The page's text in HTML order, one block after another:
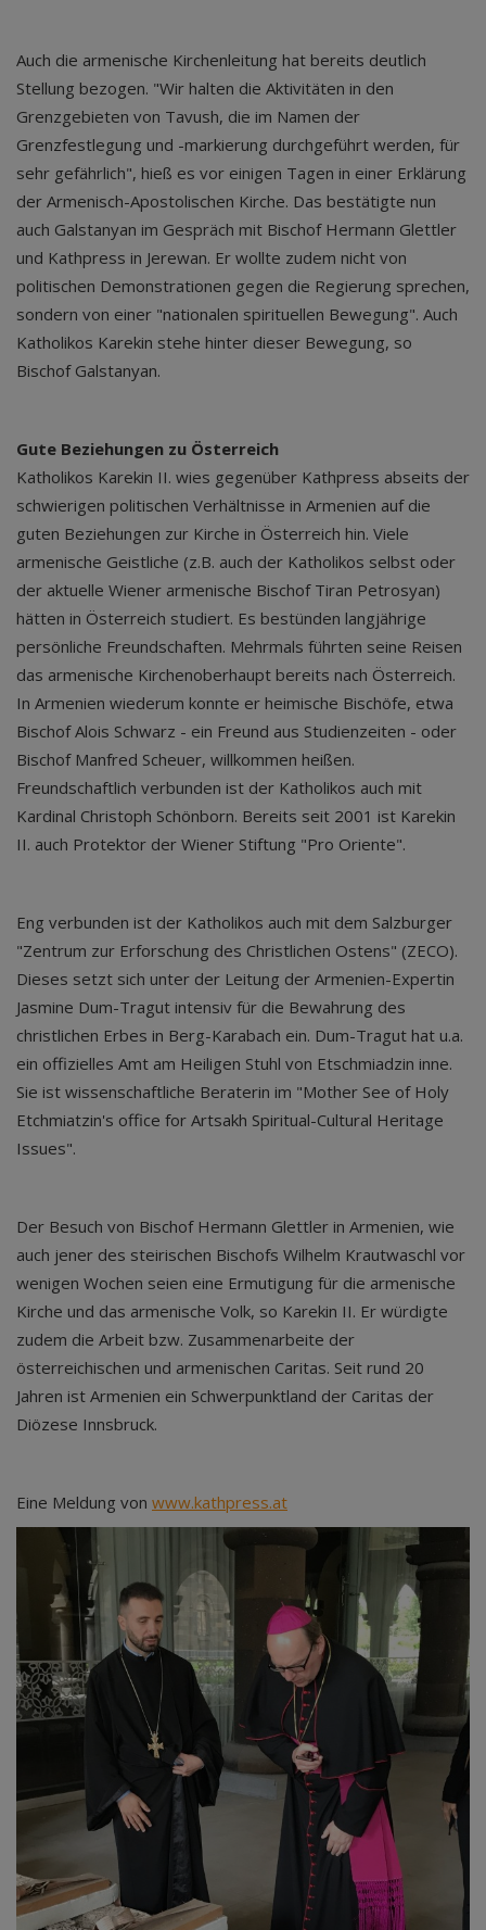
Auch die armenische Kirchenleitung hat bereits deutlich
Stellung bezogen. "Wir halten die Aktivitäten in den
Grenzgebieten von Tavush, die im Namen der
Grenzfestlegung und -markierung durchgeführt werden, für
sehr gefährlich", hieß es vor einigen Tagen in einer Erklärung
der Armenisch-Apostolischen Kirche. Das bestätigte nun
auch Galstanyan im Gespräch mit Bischof Hermann Glettler
und Kathpress in Jerewan. Er wollte zudem nicht von
politischen Demonstrationen gegen die Regierung sprechen,
sondern von einer "nationalen spirituellen Bewegung". Auch
Katholikos Karekin stehe hinter dieser Bewegung, so
Bischof Galstanyan.
Gute Beziehungen zu Österreich
Katholikos Karekin II. wies gegenüber Kathpress abseits der
schwierigen politischen Verhältnisse in Armenien auf die
guten Beziehungen zur Kirche in Österreich hin. Viele
armenische Geistliche (z.B. auch der Katholikos selbst oder
der aktuelle Wiener armenische Bischof Tiran Petrosyan)
hätten in Österreich studiert. Es bestünden langjährige
persönliche Freundschaften. Mehrmals führten seine Reisen
das armenische Kirchenoberhaupt bereits nach Österreich.
In Armenien wiederum konnte er heimische Bischöfe, etwa
Bischof Alois Schwarz - ein Freund aus Studienzeiten - oder
Bischof Manfred Scheuer, willkommen heißen.
Freundschaftlich verbunden ist der Katholikos auch mit
Kardinal Christoph Schönborn. Bereits seit 2001 ist Karekin
II. auch Protektor der Wiener Stiftung "Pro Oriente".
Eng verbunden ist der Katholikos auch mit dem Salzburger
"Zentrum zur Erforschung des Christlichen Ostens" (ZECO).
Dieses setzt sich unter der Leitung der Armenien-Expertin
Jasmine Dum-Tragut intensiv für die Bewahrung des
christlichen Erbes in Berg-Karabach ein. Dum-Tragut hat u.a.
ein offizielles Amt am Heiligen Stuhl von Etschmiadzin inne.
Sie ist wissenschaftliche Beraterin im "Mother See of Holy
Etchmiatzin's office for Artsakh Spiritual-Cultural Heritage
Issues".
Der Besuch von Bischof Hermann Glettler in Armenien, wie
auch jener des steirischen Bischofs Wilhelm Krautwaschl vor
wenigen Wochen seien eine Ermutigung für die armenische
Kirche und das armenische Volk, so Karekin II. Er würdigte
zudem die Arbeit bzw. Zusammenarbeite der
österreichischen und armenischen Caritas. Seit rund 20
Jahren ist Armenien ein Schwerpunktland der Caritas der
Diözese Innsbruck.
Eine Meldung von www.kathpress.at